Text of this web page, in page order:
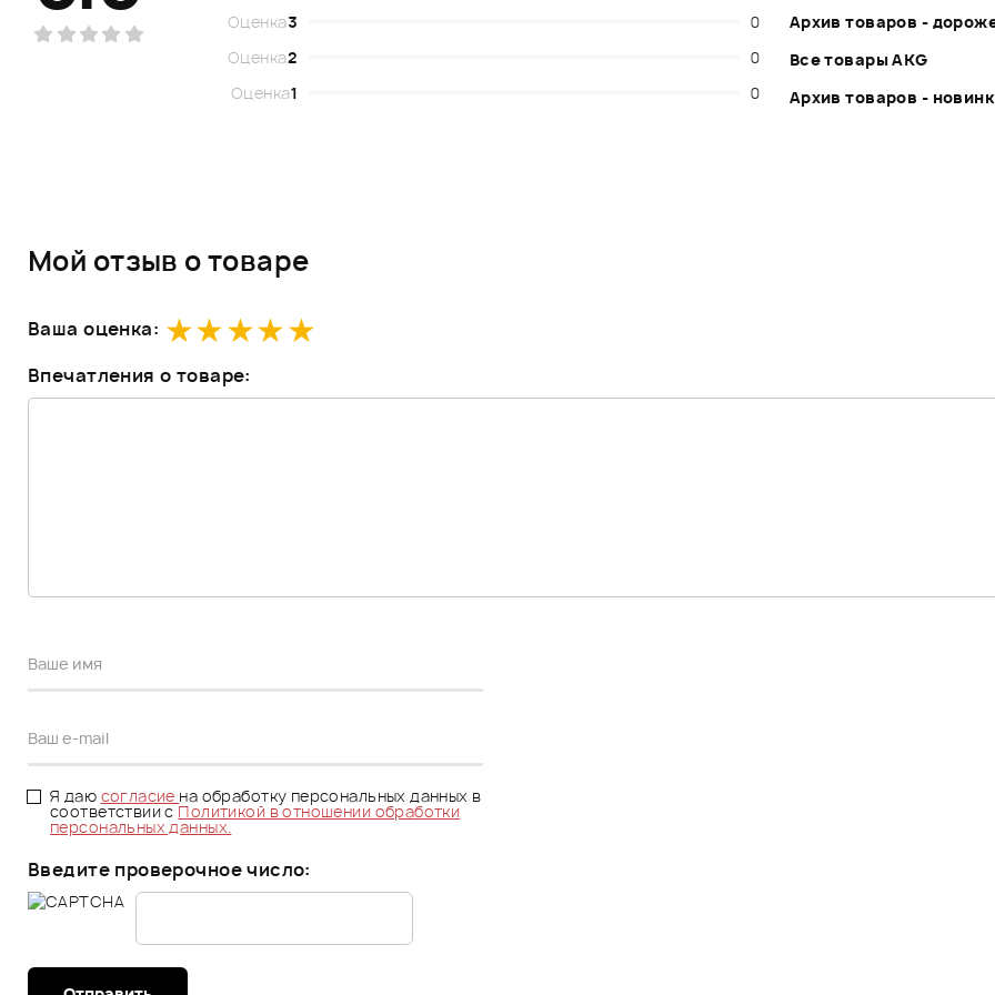
Оценка3
0
Оценка2
0
Оценка1 0
Архив товаров -
Все товары AKG
Архив товаров -
Мой отзыв о товаре
Ваша оценка:
Впечатления о товаре:
Я даю согласие на обработку персональных данных в
соответствии сПолитикой в отношении обработки
персональных данных.
Введите проверочное число: